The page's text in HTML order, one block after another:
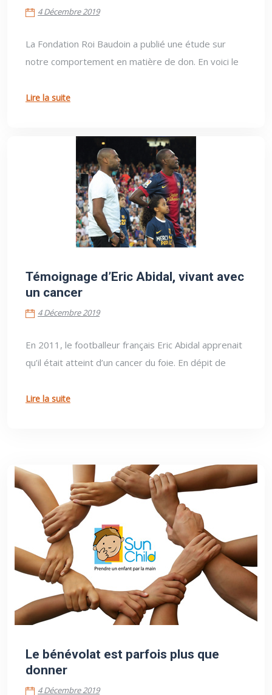
4 Décembre 2019
La Fondation Roi Baudoin a publié une étude sur
notre comportement en matière de don. En voici le
Lire la suite
4 Décembre 2019
Témoignage d’Eric Abidal, vivant avec
un cancer
4 Décembre 2019
En 2011, le footballeur français Eric Abidal apprenait
qu’il était atteint d’un cancer du foie. En dépit de
Lire la suite
4 Décembre 2019
Le bénévolat est parfois plus que
donner
4 Décembre 2019